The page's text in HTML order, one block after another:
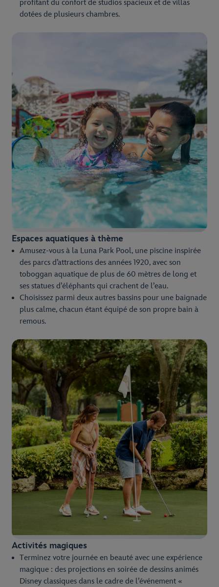
profitant du confort de studios spacieux et de villas
dotées de plusieurs chambres.
Espaces aquatiques à thème
Amusez-vous à la Luna Park Pool, une piscine inspirée
des parcs d’attractions des années 1920, avec son
toboggan aquatique de plus de 60 mètres de long et
ses statues d’éléphants qui crachent de l’eau.
Choisissez parmi deux autres bassins pour une baignade
plus calme, chacun étant équipé de son propre bain à
remous.
Activités magiques
Terminez votre journée en beauté avec une expérience
magique : des projections en soirée de dessins animés
Disney classiques dans le cadre de l’événement «